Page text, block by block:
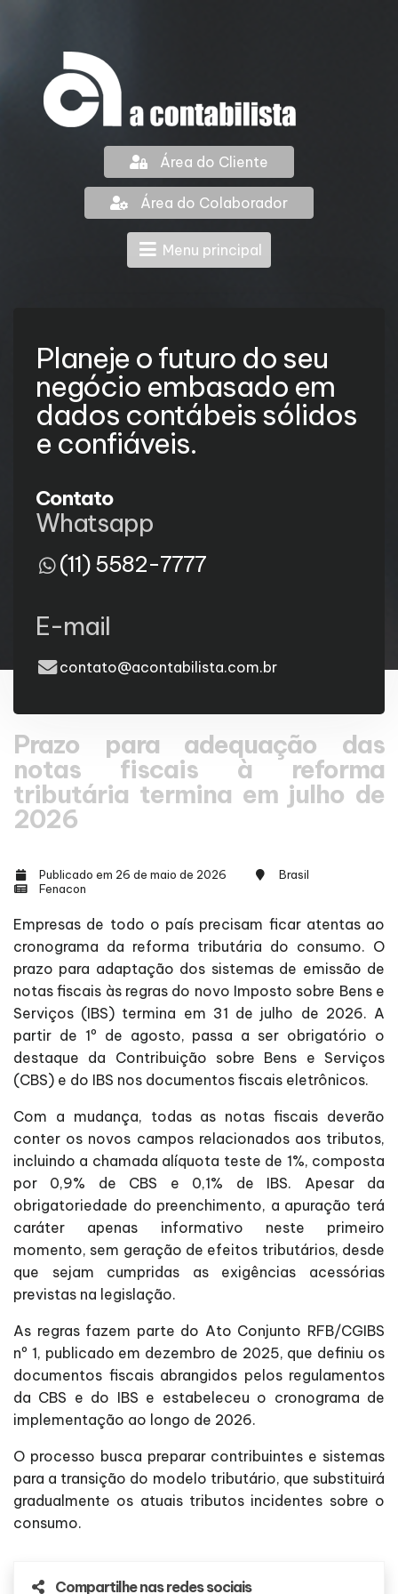
Área do Cliente
Área do Colaborador
Menu principal
Planeje o futuro do seu
negócio embasado em
dados contábeis sólidos
e confiáveis.
Contato
Whatsapp
(11) 5582-7777
E-mail
contato@acontabilista.com.br
Prazo para adequação das
notas fiscais à reforma
tributária termina em julho de
2026
Publicado em 26 de maio de 2026
Brasil
Fenacon
Empresas de todo o país precisam ficar atentas ao
cronograma da reforma tributária do consumo. O
prazo para adaptação dos sistemas de emissão de
notas fiscais às regras do novo Imposto sobre Bens e
Serviços (IBS) termina em 31 de julho de 2026. A
partir de 1º de agosto, passa a ser obrigatório o
destaque da Contribuição sobre Bens e Serviços
(CBS) e do IBS nos documentos fiscais eletrônicos.
Com a mudança, todas as notas fiscais deverão
conter os novos campos relacionados aos tributos,
incluindo a chamada alíquota teste de 1%, composta
por 0,9% de CBS e 0,1% de IBS. Apesar da
obrigatoriedade do preenchimento, a apuração terá
caráter apenas informativo neste primeiro
momento, sem geração de efeitos tributários, desde
que sejam cumpridas as exigências acessórias
previstas na legislação.
As regras fazem parte do Ato Conjunto RFB/CGIBS
nº 1, publicado em dezembro de 2025, que definiu os
documentos fiscais abrangidos pelos regulamentos
da CBS e do IBS e estabeleceu o cronograma de
implementação ao longo de 2026.
O processo busca preparar contribuintes e sistemas
para a transição do modelo tributário, que substituirá
gradualmente os atuais tributos incidentes sobre o
consumo.
Compartilhe nas redes sociais